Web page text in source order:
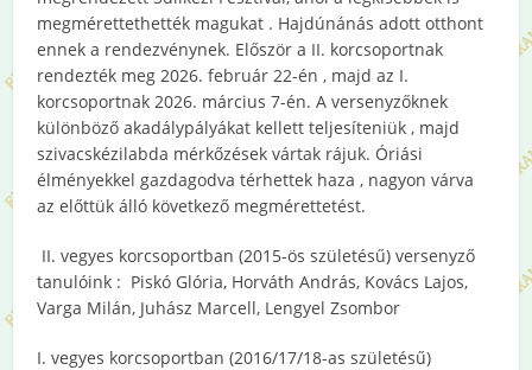
megmérettethették magukat . Hajdúnánás adott otthont
ennek a rendezvénynek. Először a II. korcsoportnak
rendezték meg 2026. február 22-én , majd az I.
korcsoportnak 2026. március 7-én. A versenyzőknek
különböző akadálypályákat kellett teljesíteniük , majd
szivacskézilabda mérkőzések vártak rájuk. Óriási
élményekkel gazdagodva térhettek haza , nagyon várva
az előttük álló következő megmérettetést.
II. vegyes korcsoportban (2015-ös születésű) versenyző
tanulóink : Piskó Glória, Horváth András, Kovács Lajos,
Varga Milán, Juhász Marcell, Lengyel Zsombor
I. vegyes korcsoportban (2016/17/18-as születésű)